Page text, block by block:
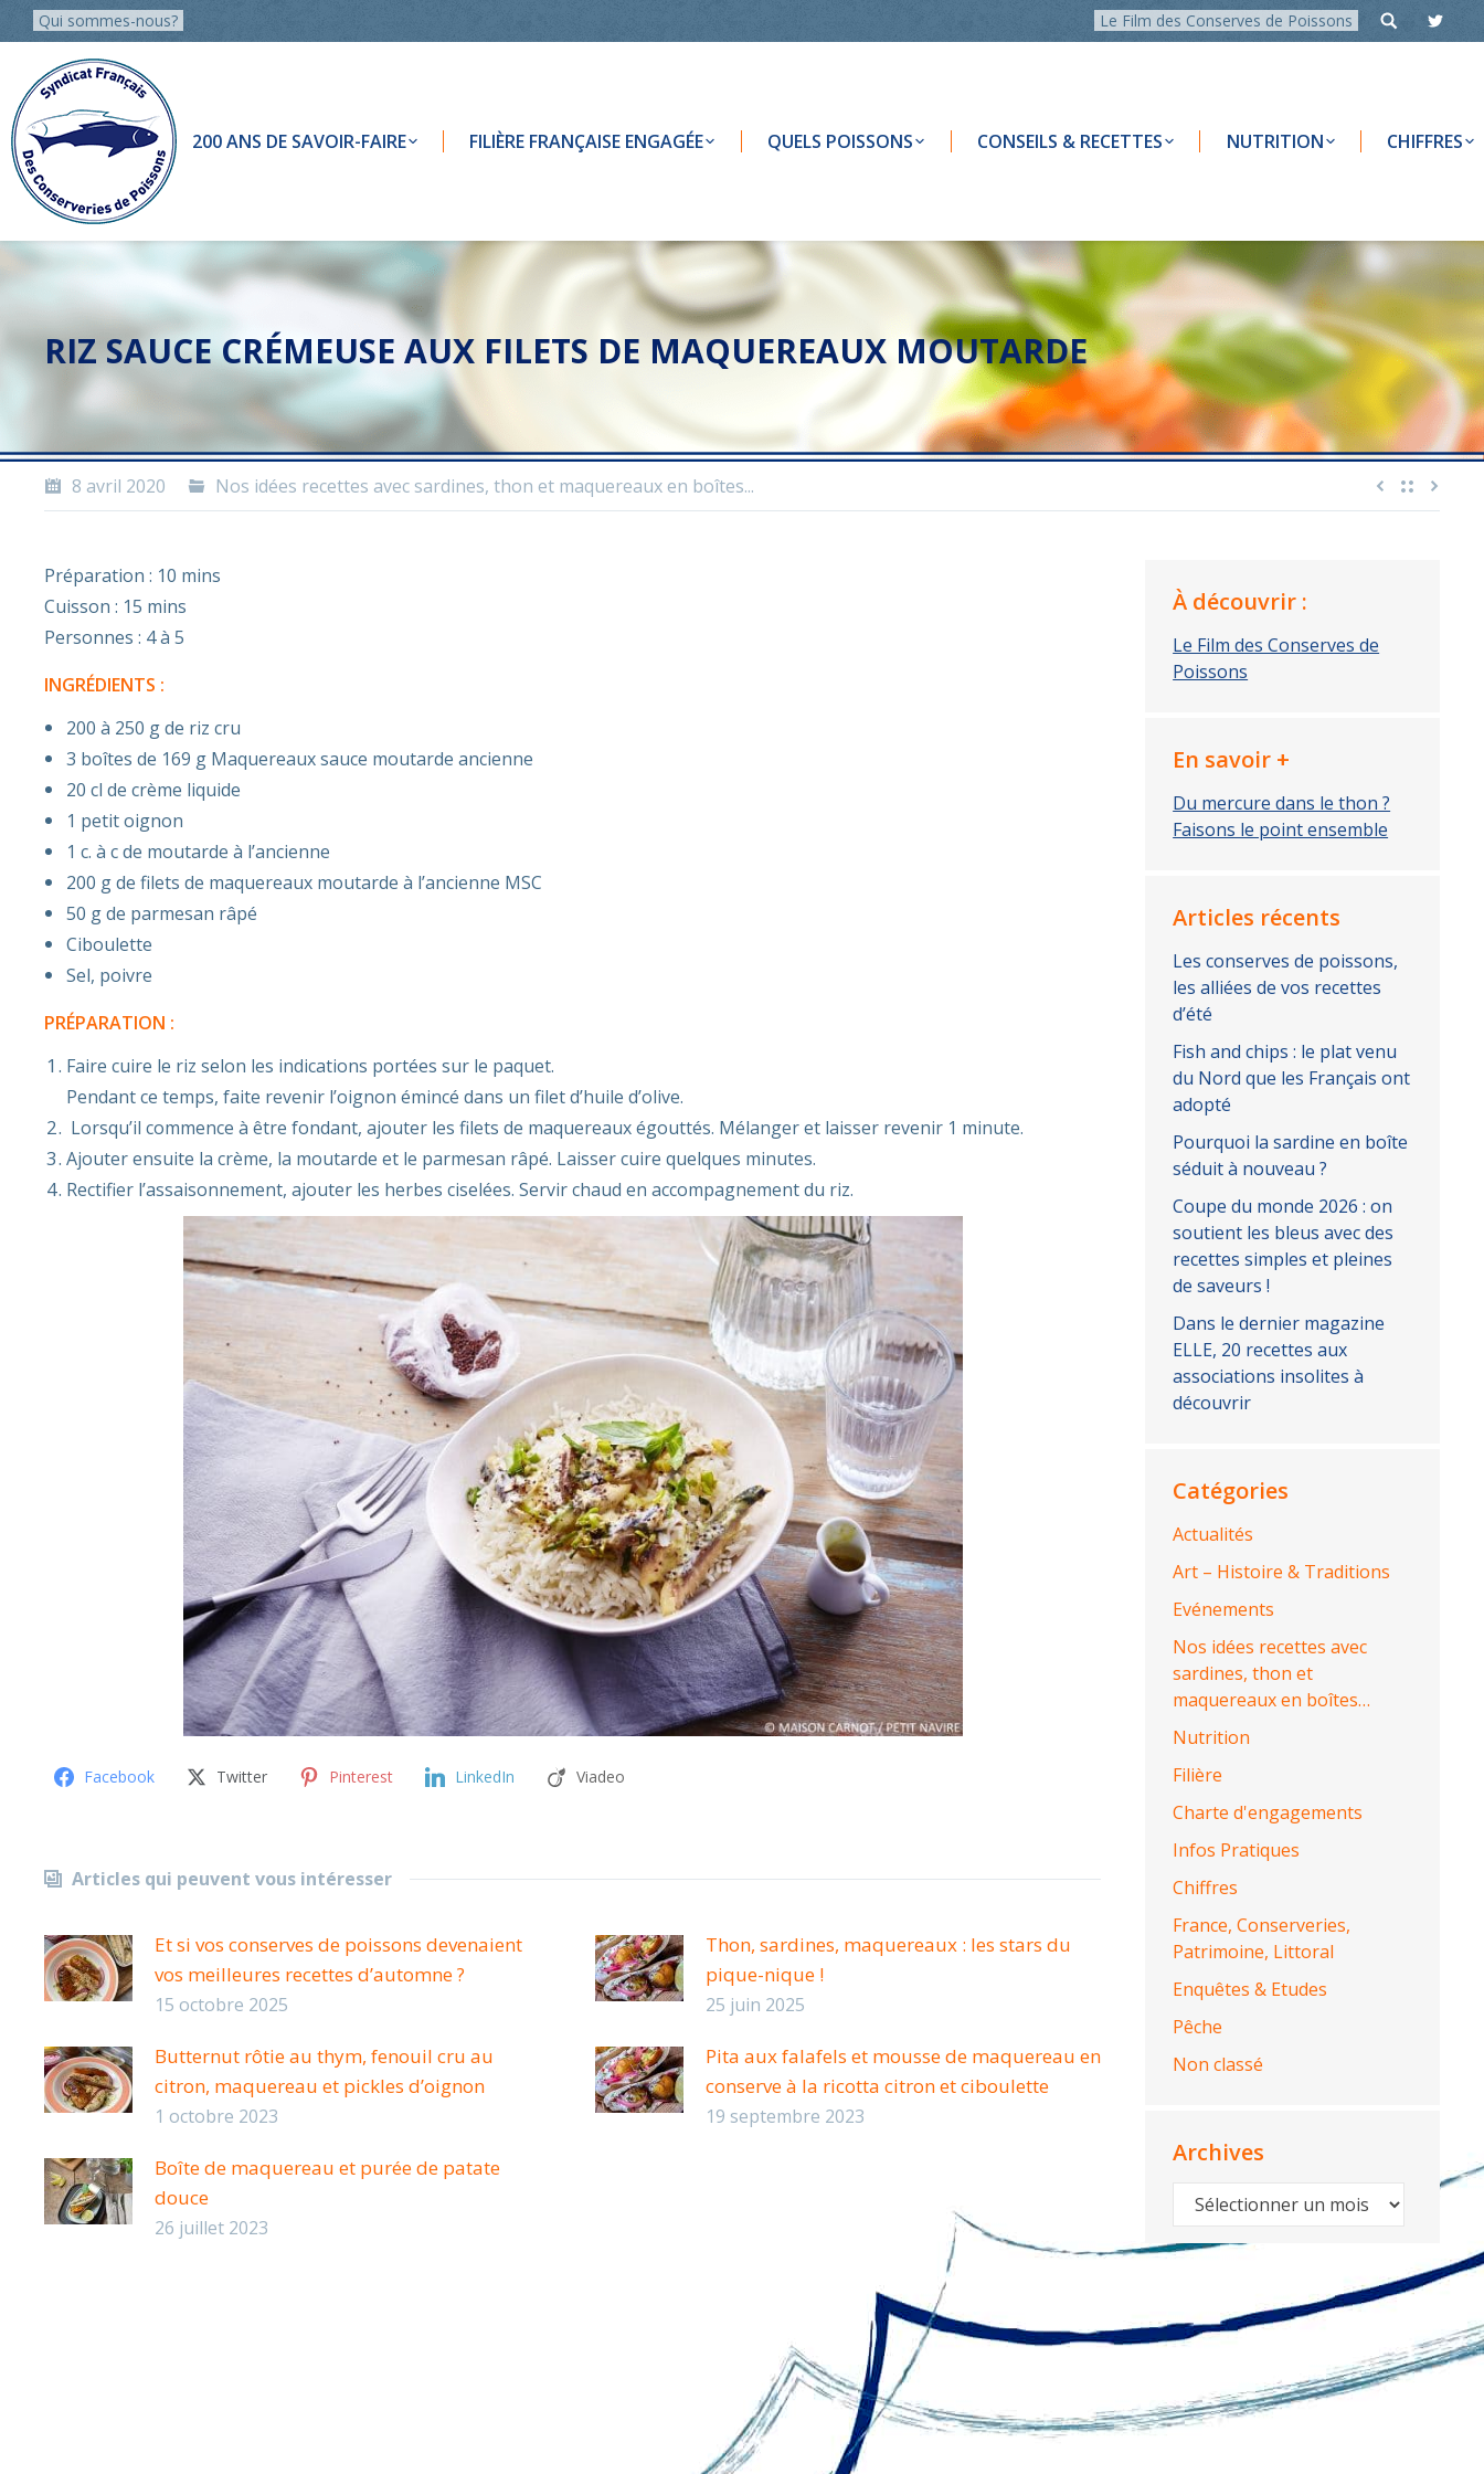
Qui sommes-nous? Le Film des Conserves de Poissons
200 ANS DE SAVOIR-FAIRE FILIÈRE FRANÇAISE ENGAGÉE QUELS POISSONS CONSEILS & RECETTES NUTRITION CHIFFRES
RIZ SAUCE CRÉMEUSE AUX FILETS DE MAQUEREAUX MOUTARDE
8 avril 2020 Nos idées recettes avec sardines, thon et maquereaux en boîtes...
Préparation : 10 mins
Cuisson : 15 mins
Personnes : 4 à 5
INGRÉDIENTS :
200 à 250 g de riz cru
3 boîtes de 169 g Maquereaux sauce moutarde ancienne
20 cl de crème liquide
1 petit oignon
1 c. à c de moutarde à l’ancienne
200 g de filets de maquereaux moutarde à l’ancienne MSC
50 g de parmesan râpé
Ciboulette
Sel, poivre
PRÉPARATION :
Faire cuire le riz selon les indications portées sur le paquet.
Pendant ce temps, faite revenir l’oignon émincé dans un filet d’huile d’olive.
Lorsqu’il commence à être fondant, ajouter les filets de maquereaux égouttés. Mélanger et laisser revenir 1 minute.
Ajouter ensuite la crème, la moutarde et le parmesan râpé. Laisser cuire quelques minutes.
Rectifier l’assaisonnement, ajouter les herbes ciselées. Servir chaud en accompagnement du riz.
Facebook Twitter Pinterest LinkedIn Viadeo
Articles qui peuvent vous intéresser
Et si vos conserves de poissons devenaient
vos meilleures recettes d’automne ?
15 octobre 2025
Thon, sardines, maquereaux : les stars du
pique-nique !
25 juin 2025
Butternut rôtie au thym, fenouil cru au
citron, maquereau et pickles d’oignon
1 octobre 2023
Pita aux falafels et mousse de maquereau en
conserve à la ricotta citron et ciboulette
19 septembre 2023
Boîte de maquereau et purée de patate
douce
26 juillet 2023
À découvrir :
Le Film des Conserves de
Poissons
En savoir +
Du mercure dans le thon ?
Faisons le point ensemble
Articles récents
Les conserves de poissons,
les alliées de vos recettes
d’été
Fish and chips : le plat venu
du Nord que les Français ont
adopté
Pourquoi la sardine en boîte
séduit à nouveau ?
Coupe du monde 2026 : on
soutient les bleus avec des
recettes simples et pleines
de saveurs !
Dans le dernier magazine
ELLE, 20 recettes aux
associations insolites à
découvrir
Catégories
Actualités
Art – Histoire & Traditions
Evénements
Nos idées recettes avec
sardines, thon et
maquereaux en boîtes…
Nutrition
Filière
Charte d'engagements
Infos Pratiques
Chiffres
France, Conserveries,
Patrimoine, Littoral
Enquêtes & Etudes
Pêche
Non classé
Archives
Archives